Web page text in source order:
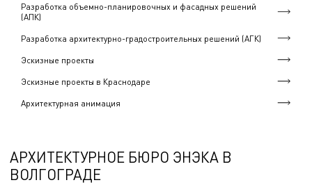
Разработка объемно-планировочных и фасадных решений
(АПК)
Разработка архитектурно-градостроительных решений (АГК)
Эскизные проекты
Эскизные проекты в Краснодаре
Архитектурная анимация
АРХИТЕКТУРНОЕ БЮРО ЭНЭКА В
ВОЛГОГРАДЕ